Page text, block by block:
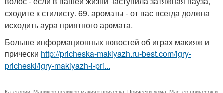
сходите к стилисту. 69. ароматы - от вас всегда должна
исходить аура приятного аромата.
Больше информационных новостей об играх макияж и
прически http://pricheska-makiyazh.ru-best.com/igry-
pricheski/igry-makiyazh-i-pri...
Категории: Маникюр педикюр макияж прическа Прически дома Мастер причесок и